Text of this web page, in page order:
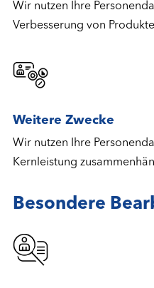
Wir nutzen Ihre
Verbesserung von
Weitere Zwecke
Wir nutzen Ihre
Kernleistung
Besondere